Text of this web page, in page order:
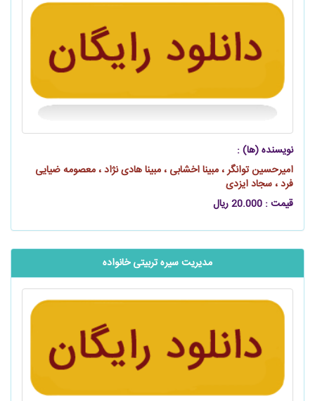
نویسنده (ها) :
امیرحسین توانگر ، مبینا اخشابی ، مبینا هادی‌ نژاد ، معصومه ضیایی‌
فرد ، سجاد ایزدی
قیمت : 20.000 ریال
مدیریت سیره تربیتی خانواده